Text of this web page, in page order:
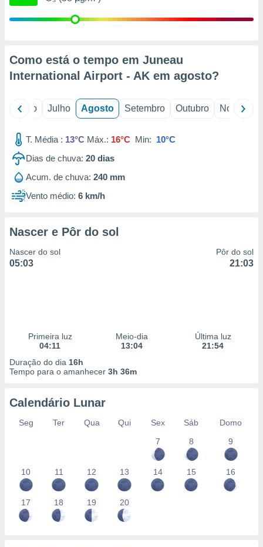
estudos
de
1199
Como está o tempo em Juneau
International Airport - AK em agosto?
Junho Julho Agosto Setembro Outubro Novembro
T. Média : 13°C Máx.: 16°C Min: 10°C
Dias de chuva: 20 dias
Acum. de chuva: 240 mm
Vento médio: 6 km/h
Nascer e Pôr do sol
Nascer do sol
05:03
Pôr do sol
21:03
Primeira luz
04:11
Meio-dia
13:04
Última luz
21:54
Duração do dia 16h
Tempo para o amanhecer 3h 36m
Calendário Lunar
Seg Ter Qua Qui Sex Sáb
Domo
7
8 9
10 11 12 13 14 15 16
17 18 19 20